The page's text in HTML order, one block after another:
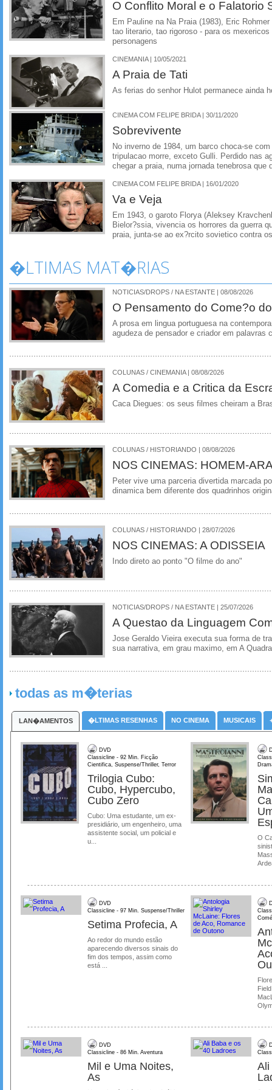
O Conflito Moral e o Falatorio
Em Pauline na Na Praia (1983), Eric
tao literario, tao rigoroso - para os
personagens
CINEMANIA | 10/05/2021
A Praia de Tati
As ferias do senhor Hulot permanece ainda
CINEMA COM FELIPE BRIDA | 30/11/2020
Sobrevivente
No inverno de 1984, um barco choca-se
tripulacao morre, exceto Gulli. Perdido nas
chegar a praia, numa jornada tenebrosa que
CINEMA COM FELIPE BRIDA | 16/01/2020
Va e Veja
Em 1943, o garoto Florya (Aleksey
Bielor?ssia, vivencia os horrores da guerra
praia, junta-se ao ex?rcito sovietico contra
�LTIMAS MAT�RIAS
NOTICIAS/DROPS / NA ESTANTE | 08/08/2026
O Pensamento do Come?o
A prosa em lingua portuguesa na
agudeza de pensador e criador em palavras
COLUNAS / CINEMANIA | 08/08/2026
A Comedia e a Critica da
Caca Diegues: os seus filmes cheiram a
COLUNAS / HISTORIANDO | 08/08/2026
NOS CINEMAS: HOMEM-
Peter vive uma parceria divertida marcada
dinamica bem diferente dos quadrinhos
COLUNAS / HISTORIANDO | 28/07/2026
NOS CINEMAS: A ODISSEIA
Indo direto ao ponto "O filme do ano"
NOTICIAS/DROPS / NA ESTANTE | 25/07/2026
A Questao da Linguagem
Jose Geraldo Vieira executa sua forma de
sua narrativa, em grau maximo, em A
todas as m�terias
LAN�AMENTOS �LTIMAS RESENHAS NO CINEMA MUSICAIS
DVD
Classicline - 92 Min. Ficção
Cientifica, Suspense/Thriller, Terror
Trilogia Cubo:
Cubo, Hypercubo,
Cubo Zero
Cubo: Uma estudante, um ex-
presidiário, um engenheiro, uma
assistente social, um policial e
u...
O
DVD
Classicline - 97 Min. Suspense/Thriller
Setima Profecia, A
Ao redor do mundo estão
aparecendo diversos sinais do
fim dos tempos, assim como
está ...
DVD
Classicline - 86 Min. Aventura
Mil e Uma Noites,
As
Ali